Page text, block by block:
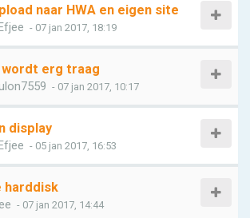
naar HWA en eigen site
- 07 jan 2017, 18:19
wordt erg traag
- 07 jan 2017, 10:17
display
- 05 jan 2017, 16:53
harddisk
- 07 jan 2017, 14:44